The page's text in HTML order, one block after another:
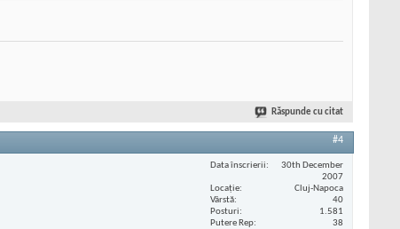
Răspunde cu citat
#4
Data înscrierii
30th December
2007
Locaţie
Cluj-Napoca
Vârstă
40
Posturi
1.581
Putere Rep
38